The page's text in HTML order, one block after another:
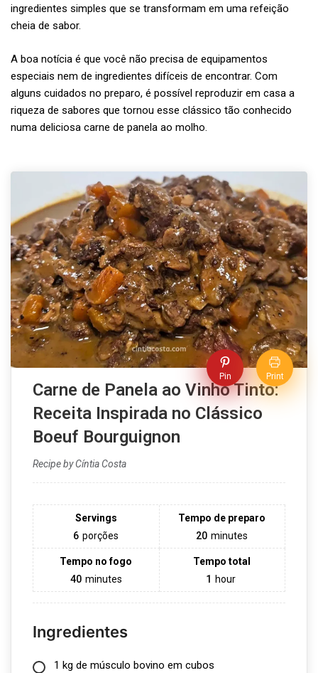
ingredientes simples que se transformam em uma refeição
cheia de sabor.
A boa notícia é que você não precisa de equipamentos
especiais nem de ingredientes difíceis de encontrar. Com
alguns cuidados no preparo, é possível reproduzir em casa a
riqueza de sabores que tornou esse clássico tão conhecido
numa deliciosa carne de panela ao molho.
Pin Print
Carne de Panela ao Vinho Tinto:
Receita Inspirada no Clássico
Boeuf Bourguignon
Recipe by Cíntia Costa
Servings
6 porções
Tempo de preparo
20 minutes
Tempo no fogo
40 minutes
Tempo total
1
hour
Ingredientes
1 kg de músculo bovino em cubos